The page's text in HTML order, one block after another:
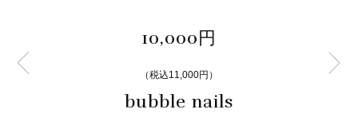
10,000円
（税込11,000円）
bubble nails